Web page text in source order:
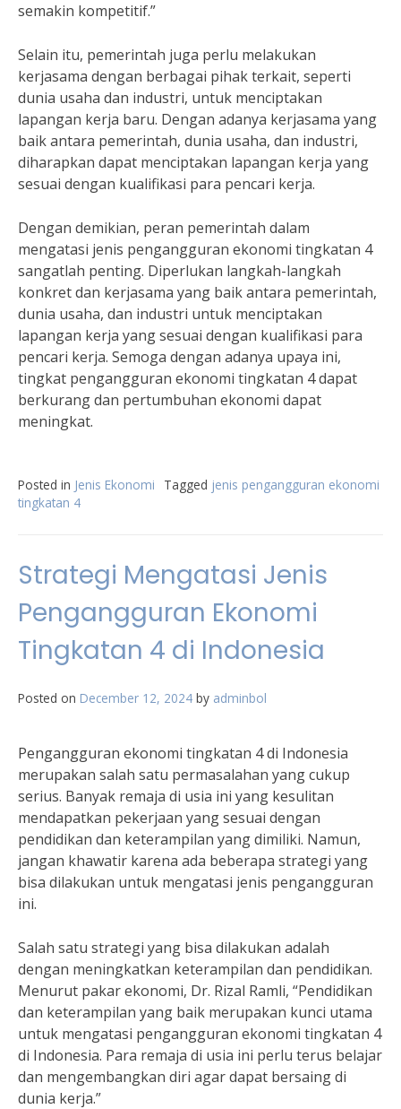
semakin kompetitif.”
Selain itu, pemerintah juga perlu melakukan
kerjasama dengan berbagai pihak terkait, seperti
dunia usaha dan industri, untuk menciptakan
lapangan kerja baru. Dengan adanya kerjasama yang
baik antara pemerintah, dunia usaha, dan industri,
diharapkan dapat menciptakan lapangan kerja yang
sesuai dengan kualifikasi para pencari kerja.
Dengan demikian, peran pemerintah dalam
mengatasi jenis pengangguran ekonomi tingkatan 4
sangatlah penting. Diperlukan langkah-langkah
konkret dan kerjasama yang baik antara pemerintah,
dunia usaha, dan industri untuk menciptakan
lapangan kerja yang sesuai dengan kualifikasi para
pencari kerja. Semoga dengan adanya upaya ini,
tingkat pengangguran ekonomi tingkatan 4 dapat
berkurang dan pertumbuhan ekonomi dapat
meningkat.
Posted in Jenis Ekonomi Tagged jenis pengangguran ekonomi
tingkatan 4
Strategi Mengatasi Jenis
Pengangguran Ekonomi
Tingkatan 4 di Indonesia
Posted on December 12, 2024 by adminbol
Pengangguran ekonomi tingkatan 4 di Indonesia
merupakan salah satu permasalahan yang cukup
serius. Banyak remaja di usia ini yang kesulitan
mendapatkan pekerjaan yang sesuai dengan
pendidikan dan keterampilan yang dimiliki. Namun,
jangan khawatir karena ada beberapa strategi yang
bisa dilakukan untuk mengatasi jenis pengangguran
ini.
Salah satu strategi yang bisa dilakukan adalah
dengan meningkatkan keterampilan dan pendidikan.
Menurut pakar ekonomi, Dr. Rizal Ramli, “Pendidikan
dan keterampilan yang baik merupakan kunci utama
untuk mengatasi pengangguran ekonomi tingkatan 4
di Indonesia. Para remaja di usia ini perlu terus belajar
dan mengembangkan diri agar dapat bersaing di
dunia kerja.”